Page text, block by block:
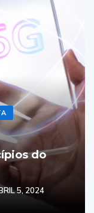
do
5, 2024